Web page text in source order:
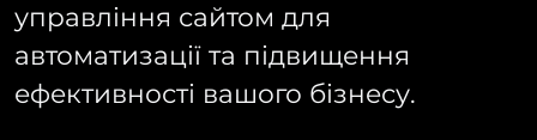
управління сайтом для
автоматизації та підвищення
ефективності вашого бізнесу.